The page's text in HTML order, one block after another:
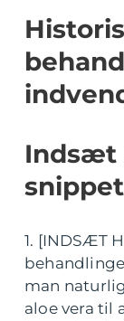
Indsæt
1. [INDSÆT
man
aloe vera til